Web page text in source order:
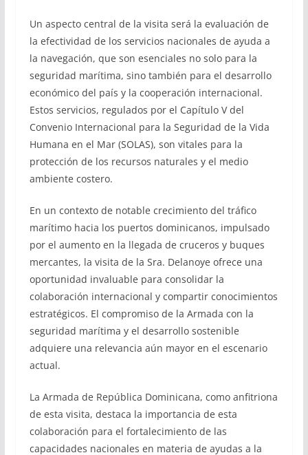
Un aspecto central de la visita será la evaluación de
la efectividad de los servicios nacionales de ayuda a
la navegación, que son esenciales no solo para la
seguridad marítima, sino también para el desarrollo
económico del país y la cooperación internacional.
Estos servicios, regulados por el Capítulo V del
Convenio Internacional para la Seguridad de la Vida
Humana en el Mar (SOLAS), son vitales para la
protección de los recursos naturales y el medio
ambiente costero.
En un contexto de notable crecimiento del tráfico
marítimo hacia los puertos dominicanos, impulsado
por el aumento en la llegada de cruceros y buques
mercantes, la visita de la Sra. Delanoye ofrece una
oportunidad invaluable para consolidar la
colaboración internacional y compartir conocimientos
estratégicos. El compromiso de la Armada con la
seguridad marítima y el desarrollo sostenible
adquiere una relevancia aún mayor en el escenario
actual.
La Armada de República Dominicana, como anfitriona
de esta visita, destaca la importancia de esta
colaboración para el fortalecimiento de las
capacidades nacionales en materia de ayudas a la